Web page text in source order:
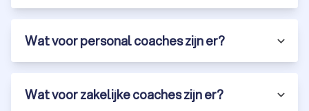
Wat voor personal coaches zijn er?
Wat voor zakelijke coaches zijn er?